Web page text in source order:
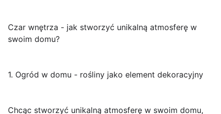
Czar wnętrza - jak stworzyć unikalną atmosferę w
swoim domu?
1. Ogród w domu - rośliny jako element dekoracyjny
Chcąc stworzyć unikalną atmosferę w swoim domu,